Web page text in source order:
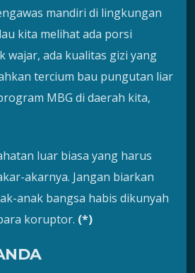
mandiri di lingkungan
kita melihat ada porsi
wajar, ada kualitas gizi yang
tercium bau pungutan liar
MBG di daerah kita,
luar biasa yang harus
akarnya. Jangan biarkan
anak bangsa habis dikunyah
koruptor. (*)